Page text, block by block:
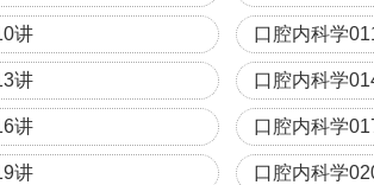
讲 口腔内科学
讲 口腔内科学
讲 口腔内科学
讲 口腔内科学